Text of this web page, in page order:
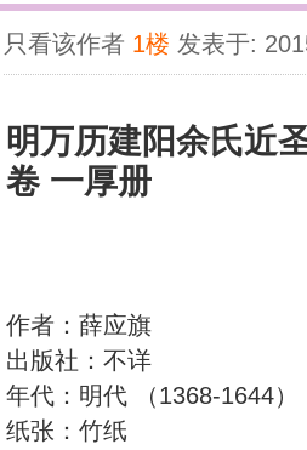
只看该作者 1楼 发表于:
明万历建阳余氏近
卷 一厚册
作者：薛应旗
出版社：不详
年代：明代 （1368-1644）
纸张：竹纸